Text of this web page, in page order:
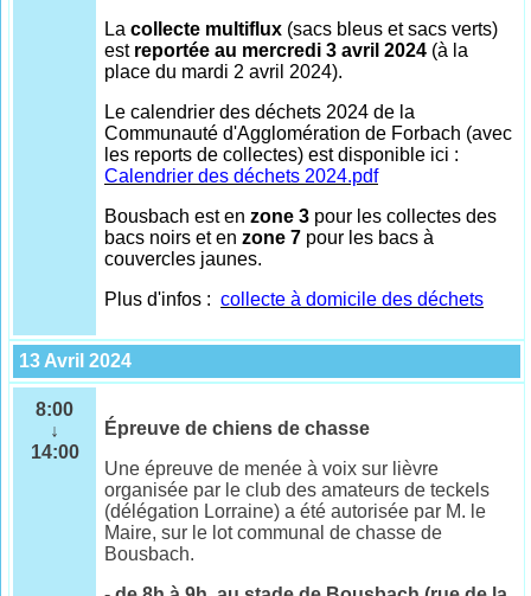
La collecte multiflux (sacs bleus et sacs verts)
est reportée au mercredi 3 avril 2024 (à la
place du mardi 2 avril 2024).
Le calendrier des déchets 2024 de la
Communauté d'Agglomération de Forbach (avec
les reports de collectes) est disponible ici :
Calendrier des déchets 2024.pdf
Bousbach est en zone 3 pour les collectes des
bacs noirs et en zone 7 pour les bacs à
couvercles jaunes.
Plus d'infos : collecte à domicile des déchets
13 Avril 2024
8:00
↓
14:00
Épreuve de chiens de chasse
Une épreuve de menée à voix sur lièvre
organisée par le club des amateurs de teckels
(délégation Lorraine) a été autorisée par M. le
Maire, sur le lot communal de chasse de
Bousbach.